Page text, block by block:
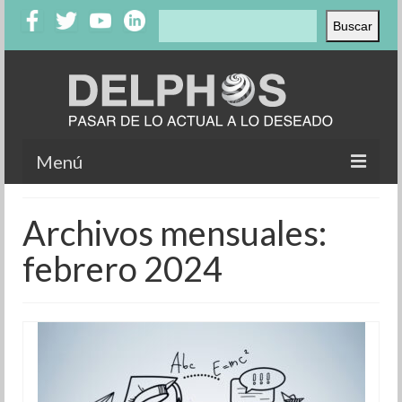
Buscar
Buscar
Menú
Nosotros
Productos
Clientes
Casos de éxito
Archivos mensuales:
febrero 2024